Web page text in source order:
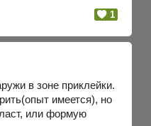
1
в зоне приклейки.
имеется), но
или формую